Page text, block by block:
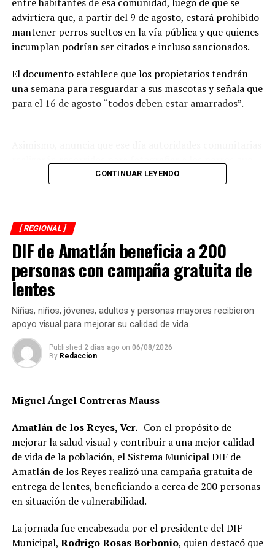
RELATED TOPICS: FEATURED
Conmemoran edificación del palacio municipal
Me respaldan los hechos, no las promesas: Pepe Yunes
advirtiera que, a partir del 9 de agosto, estará prohibido
mantener perros sueltos en la vía pública y que quienes
incumplan podrían ser citados e incluso sancionados.
El documento establece que los propietarios tendrán
una semana para resguardar a sus mascotas y señala que
para el 16 de agosto “todos deben estar amarrados”.
permanezcan en las calles, solicitar información a
citarlos al palacio de la comunidad, donde incluso
podrían hacerse acreedores a una multa.
La publicación provocó críticas entre pobladores,
quienes consideran que la Agencia Municipal podría
estar excediendo sus atribuciones al anunciar posibles
sanciones sin precisar el fundamento jurídico que las
respalda, por lo que calificaron la medida como un
presunto abuso de autoridad.
Si bien especialistas y organizaciones dedicadas al
bienestar animal coinciden en que los propietarios
advierten que ello no significa mantenerlas
La Ley de Protección a los Animales para el Estado de
Veracruz tiene como objetivo garantizar el bienestar, el
trato digno y evitar el maltrato y la crueldad hacia los
animales.
diversos actos de maltrato y crueldad, por lo que
CONTINUAR LEYENDO
[ REGIONAL ]
DIF de Amatlán beneficia a 200
personas con campaña gratuita de
lentes
Niñas, niños, jóvenes, adultos y personas mayores recibieron
apoyo visual para mejorar su calidad de vida.
Published 2 días ago on 06/08/2026
By Redaccion
Miguel Ángel Contreras Mauss
Amatlán de los Reyes, Ver.- Con el propósito de
mejorar la salud visual y contribuir a una mejor calidad
de vida de la población, el Sistema Municipal DIF de
Amatlán de los Reyes realizó una campaña gratuita de
entrega de lentes, beneficiando a cerca de 200 personas
en situación de vulnerabilidad.
La jornada fue encabezada por el presidente del DIF
Municipal, Rodrigo Rosas Borbonio, quien destacó que